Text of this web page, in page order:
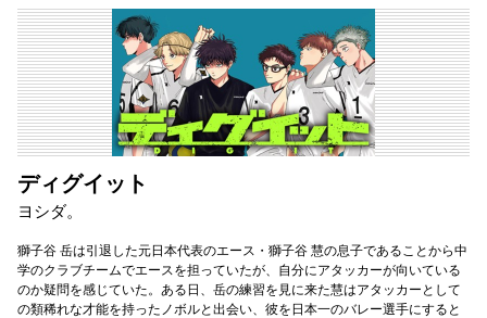
ディグイット
ヨシダ。
獅子谷 岳は引退した元日本代表のエース・獅子谷 慧の息子であることから中
学のクラブチームでエースを担っていたが、自分にアタッカーが向いている
のか疑問を感じていた。ある日、岳の練習を見に来た慧はアタッカーとして
の類稀れな才能を持ったノボルと出会い、彼を日本一のバレー選手にすると